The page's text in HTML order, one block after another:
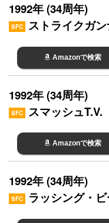
1992年 (34周年)
SFC ストライクガ
Amazonで検索
1992年 (34周年)
SFC スマッシュT.V.
Amazonで検索
1992年 (34周年)
SFC ラッシング・ビ